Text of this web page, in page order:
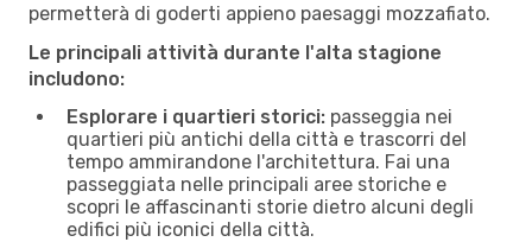
permetterà di goderti appieno paesaggi mozzafiato.
Le principali attività durante l'alta stagione
includono:
Esplorare i quartieri storici: passeggia nei
quartieri più antichi della città e trascorri del
tempo ammirandone l'architettura. Fai una
passeggiata nelle principali aree storiche e
scopri le affascinanti storie dietro alcuni degli
edifici più iconici della città.